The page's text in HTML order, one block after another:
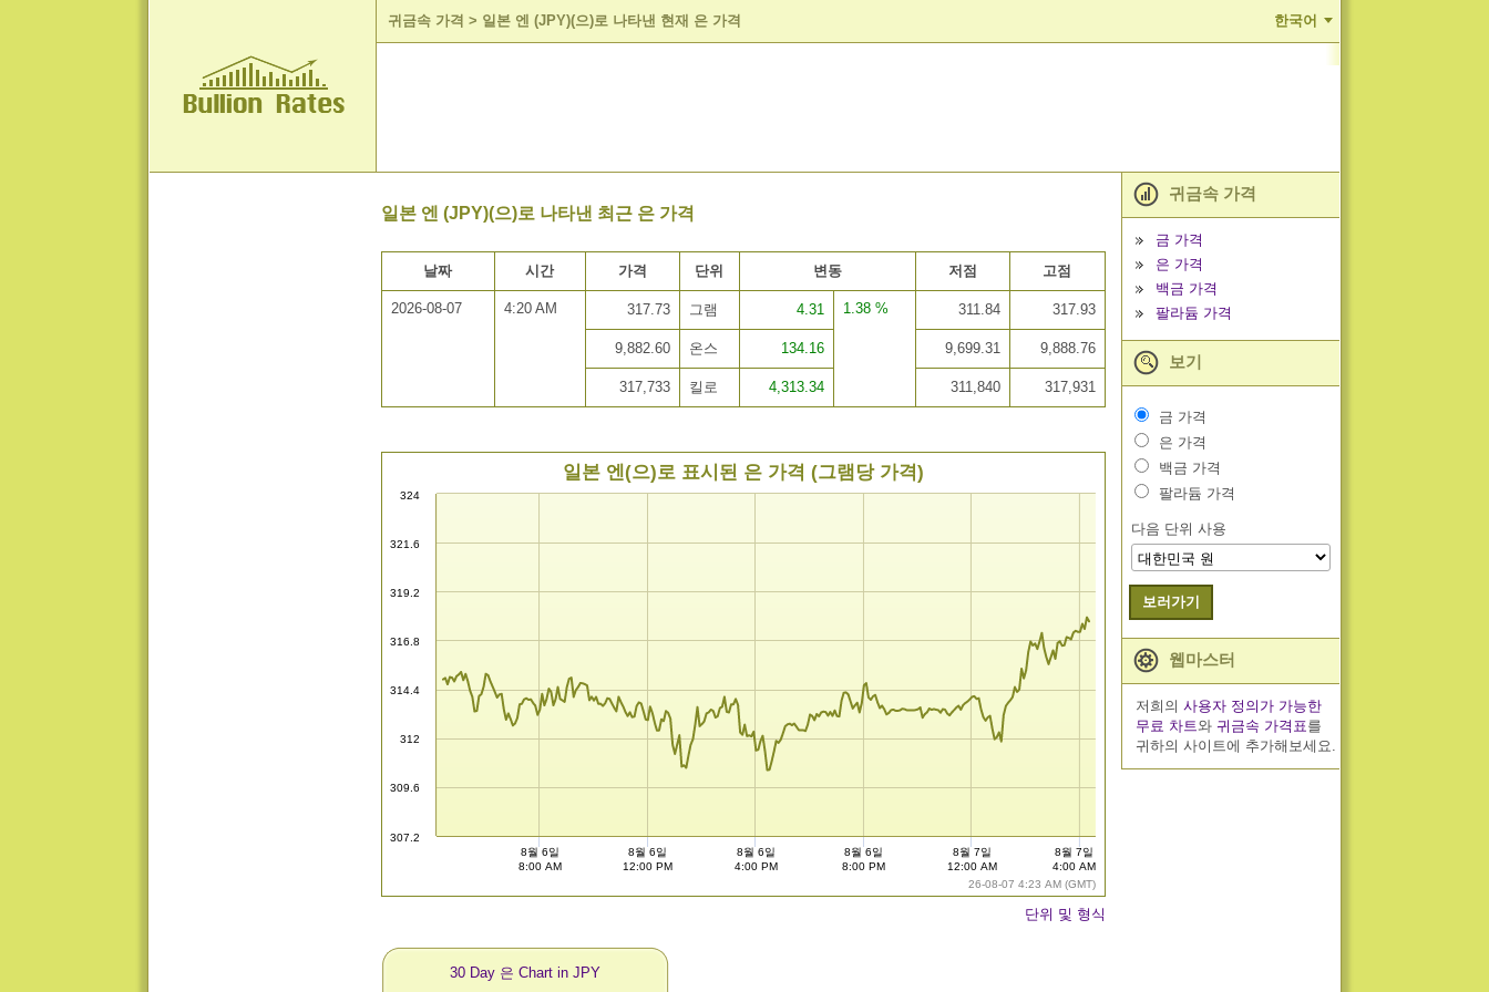
귀금속 가격 > 일본 엔 (JPY)(으)로 나타낸 현재 은 가격 한국어
일본 엔 (JPY)(으)로 나타낸 최근 은 가격
날짜 시간 가격 단위 변동 저점 고점
2026-08-07 4:20 AM 317.73 그램 4.31 1.38 % 311.84 317.93
9,882.60 온스 134.16 9,699.31 9,888.76
317,733 킬로 4,313.34 311,840 317,931
26-08-07 4:23 AM (GMT)
일본 엔(으)로 표시된 은 가격 (그램당 가격)
307.2
309.6
312
314.4
316.8
319.2
321.6
324
8월 6일
8:00 AM
8월 6일
12:00 PM
8월 6일
4:00 PM
8월 6일
8:00 PM
8월 7일
12:00 AM
8월 7일
4:00 AM
단위 및 형식
30 Day 은 Chart in JPY
귀금속 가격
금 가격
은 가격
백금 가격
팔라듐 가격
보기
금 가격
은 가격
백금 가격
팔라듐 가격
다음 단위 사용
보러가기
웹마스터
저희의 사용자 정의가 가능한
무료 차트와 귀금속 가격표를
귀하의 사이트에 추가해보세요.